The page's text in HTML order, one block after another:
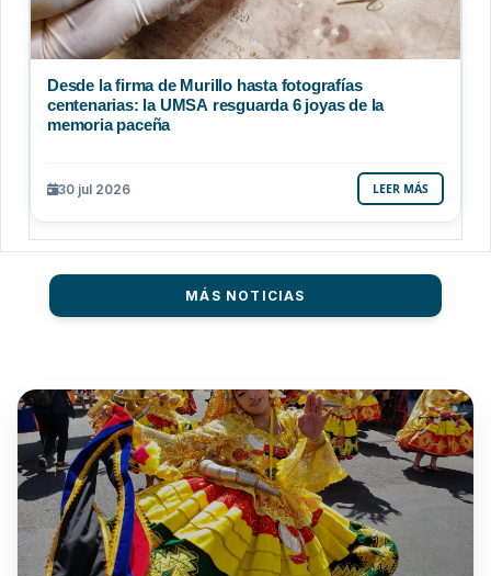
Desde la firma de Murillo hasta fotografías
centenarias: la UMSA resguarda 6 joyas de la
memoria paceña
30 jul 2026 LEER MÁS
MÁS NOTICIAS